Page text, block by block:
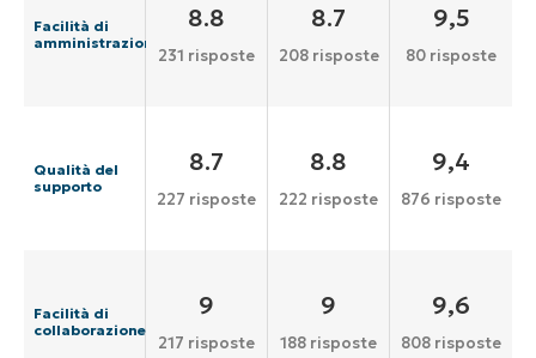
Facilità di
amministrazione
8.8
231 risposte
8.7
208 risposte
9,5
80 risposte
Qualità del
supporto
8.7
227 risposte
8.8
222 risposte
9,4
876 risposte
Facilità di
collaborazione
9
217 risposte
9
188 risposte
9,6
808 risposte